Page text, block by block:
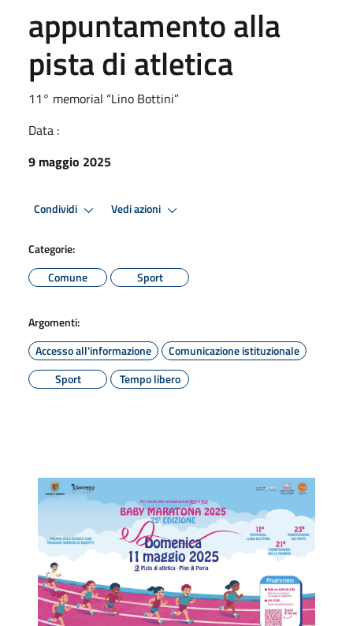
appuntamento alla
pista di atletica
11° memorial “Lino Bottini”
Data :
9 maggio 2025
Condividi Vedi azioni
Categorie:
Comune
Sport
Argomenti:
Accesso all'informazione
Comunicazione istituzionale
Sport
Tempo libero